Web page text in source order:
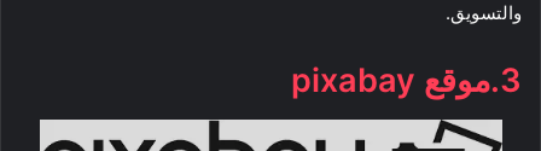
والتسويق.
3.موقع pixabay